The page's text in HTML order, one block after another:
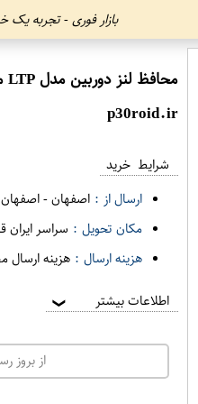
بازار فوری - تجربه
محافظ لنز دوربین مدل LTP مناسب برای گوشی موبایل سامسونگ Galaxy S9 Plus بسته دو عددی
p30roid.ir
شرایط خرید
ارسال از : اصفهان-اصفهان
مکان تحویل : سراسر ایران
هزینه ارسال : هزینه ارسال
اطلاعات بیشتر ❯
از بروز